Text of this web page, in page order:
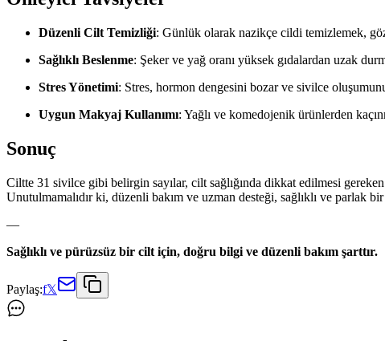
Düzenli Cilt Temizliği: Günlük olarak nazikçe cildi temizlemek,
Sağlıklı Beslenme: Şeker ve yağ oranı yüksek gıdalardan uzak
Stres Yönetimi: Stres, hormon dengesini bozar ve sivilce
Uygun Makyaj Kullanımı: Yağlı ve komedojenik ürünlerden
Sonuç
Ciltte 31 sivilce gibi belirgin sayılar, cilt sağlığında dikkat edilmesi
Unutulmamalıdır ki, düzenli bakım ve uzman desteği, sağlıklı ve
—
Sağlıklı ve pürüzsüz bir cilt için, doğru bilgi ve düzenli bakım şarttır.
Paylaş:f𝕏